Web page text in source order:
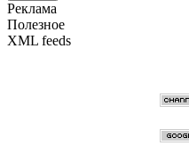
Реклама
Полезное
XML feeds